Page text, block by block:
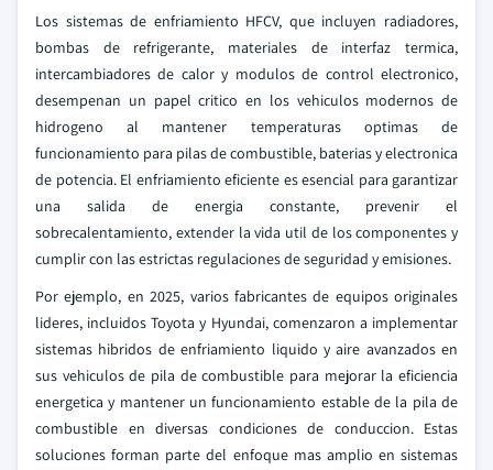
Los sistemas de enfriamiento HFCV, que incluyen radiadores,
bombas de refrigerante, materiales de interfaz termica,
intercambiadores de calor y modulos de control electronico,
desempenan un papel critico en los vehiculos modernos de
hidrogeno al mantener temperaturas optimas de
funcionamiento para pilas de combustible, baterias y electronica
de potencia. El enfriamiento eficiente es esencial para garantizar
una salida de energia constante, prevenir el
sobrecalentamiento, extender la vida util de los componentes y
cumplir con las estrictas regulaciones de seguridad y emisiones.
Por ejemplo, en 2025, varios fabricantes de equipos originales
lideres, incluidos Toyota y Hyundai, comenzaron a implementar
sistemas hibridos de enfriamiento liquido y aire avanzados en
sus vehiculos de pila de combustible para mejorar la eficiencia
energetica y mantener un funcionamiento estable de la pila de
combustible en diversas condiciones de conduccion. Estas
soluciones forman parte del enfoque mas amplio en sistemas